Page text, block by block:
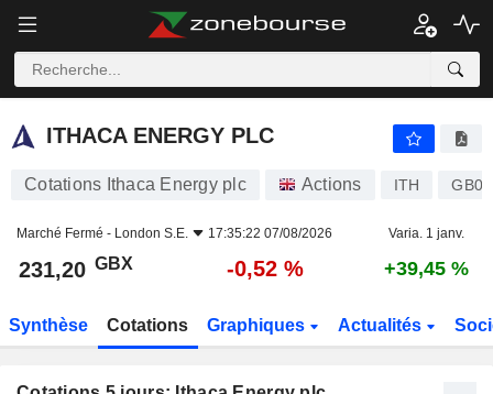
ITHACA ENERGY PLC 231,20
ITHACA ENERGY PLC
Cotations Ithaca Energy plc Actions ITH
Marché Fermé - London S.E. 17:35:22 07/08/2026 Varia. 1 janv.
231,20 GBX -0,52 % +39,45 %
Synthèse Cotations Graphiques Actualités